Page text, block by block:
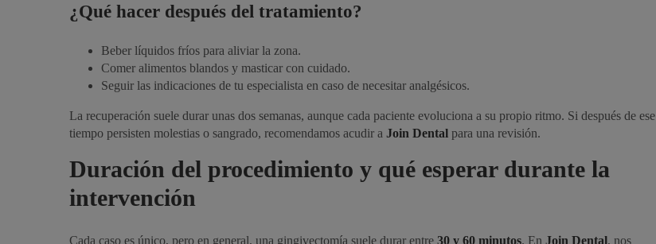
¿Qué hacer después del tratamiento?
Beber líquidos fríos para aliviar la zona.
Comer alimentos blandos y masticar con cuidado.
Seguir las indicaciones de tu especialista en caso de necesitar analgésicos.
La recuperación suele durar unas dos semanas, aunque cada paciente evoluciona a su propio ritmo. Si después de ese
tiempo persisten molestias o sangrado, recomendamos acudir a Join Dental para una revisión.
Duración del procedimiento y qué esperar durante la
intervención
Cada caso es único, pero en general, una gingivectomía suele durar entre 30 y 60 minutos. En Join Dental, nos